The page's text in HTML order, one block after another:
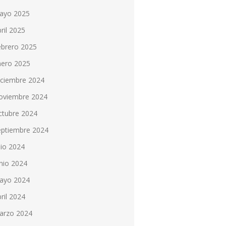
2025
2025
2025
2025
2024
2024
2024
2024
2024
2024
2024
2024
2024